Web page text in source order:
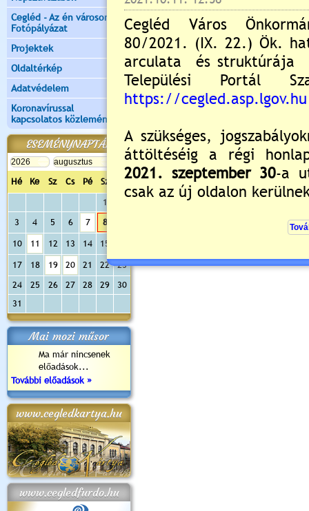
Cegléd - Az én városom -
Fotópályázat
Projektek
Oldaltérkép
Adatvédelem
Koronavírussal
kapcsolatos közlemények
ESEMÉNYNAPTÁR
Hé Ke Sz Cs Pé Sz
Va
1
3
4 5 6 7 8
10 11 12 13 14 15
17 18 19 20 21 22
23
24
25 26 27 28 29
30
31
Mai mozi műsor
Ma már nincsenek
előadások...
További előadások »
www.cegledkartya.hu
www.cegledfurdo.hu
Értékelés: 5/1
Még nincsenek hozzászólások
Új hozzászólás:
Kérjük jelentkezzen be,